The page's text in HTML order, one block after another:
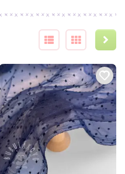
volbu pro rychlé DIY projekty.
jehlu a delší rovný steh. Díky
přesně to, co pro svůj nápad
vysněnou tylovou sukni ještě
cenynajdete právě u nás v